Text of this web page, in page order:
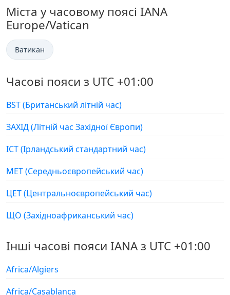
Міста у часовому поясі IANA
Europe/Vatican
Ватикан
Часові пояси з UTC +01:00
BST (Британський літній час)
ЗАХІД (Літній час Західної Європи)
ІСТ (Ірландський стандартний час)
МЕТ (Середньоєвропейський час)
ЦЕТ (Центральноєвропейський час)
ЩО (Західноафриканський час)
Інші часові пояси IANA з UTC +01:00
Africa/Algiers
Africa/Casablanca